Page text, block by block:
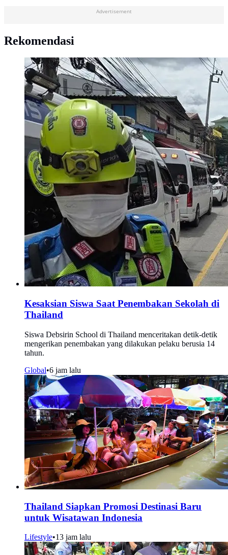
Advertisement
Rekomendasi
Kesaksian Siswa Saat Penembakan Sekolah di
Thailand
Siswa Debsirin School di Thailand menceritakan detik-detik
mengerikan penembakan yang dilakukan pelaku berusia 14
tahun.
Global•6 jam lalu
Thailand Siapkan Promosi Destinasi Baru
untuk Wisatawan Indonesia
Lifestyle•13 jam lalu